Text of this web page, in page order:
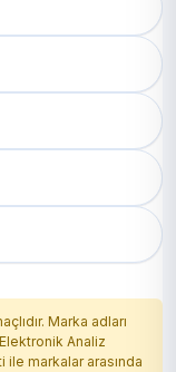
Marka adları
Elektronik Analiz
markalar arasında